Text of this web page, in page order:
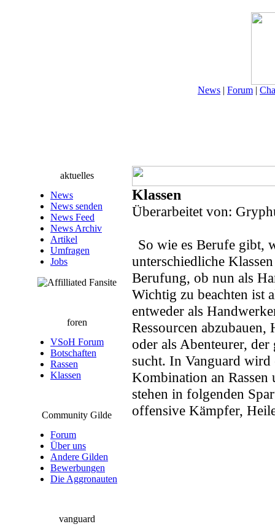
News | Forum |
aktuelles
News
News senden
News Feed
News Archiv
Artikel
Umfragen
Jobs
foren
VSoH Forum
Botschaften
Rassen
Klassen
Community Gilde
Forum
Über uns
Andere Gilden
Bewerbungen
Die Aggronauten
vanguard
Klassen
Überarbeitet von:
So wie es Berufe gibt,
unterschiedliche
Berufung, ob nun als
Wichtig zu beachten ist
entweder als
Ressourcen
oder als Abenteurer,
sucht. In Vanguard
Kombination an Rassen
stehen in folgenden
offensive Kämpfer,